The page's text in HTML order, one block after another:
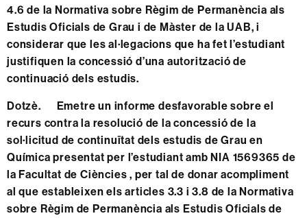
4.6 de la Normativa sobre Règim de Permanència als
Estudis Oficials de Grau i de Màster de la UAB, i
considerar que les al·legacions que ha fet l’estudiant
justifiquen la concessió d’una autorització de
continuació dels estudis.
Dotzè. Emetre un informe desfavorable sobre el
recurs contra la resolució de la concessió de la
sol·licitud de continuïtat dels estudis de Grau en
Química presentat per l’estudiant amb NIA 1569365 de
la Facultat de Ciències , per tal de donar acompliment
al que estableixen els articles 3.3 i 3.8 de la Normativa
sobre Règim de Permanència als Estudis Oficials de